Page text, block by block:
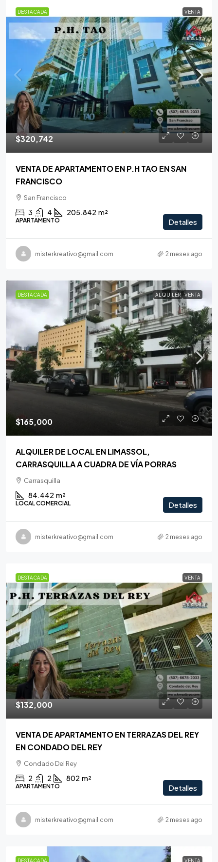
DESTACADA VENTA
$320,742
VENTA DE APARTAMENTO EN P.H TAO EN SAN
FRANCISCO
San Francisco
3 4 205.842 m²
APARTAMENTO Detalles
misterkreativo@gmail.com 2 meses ago
DESTACADA ALQUILER VENTA
$165,000
ALQUILER DE LOCAL EN LIMASSOL,
CARRASQUILLA A CUADRA DE VÍA PORRAS
Carrasquilla
84.442 m²
LOCAL COMERCIAL Detalles
misterkreativo@gmail.com 2 meses ago
DESTACADA VENTA
$132,000
VENTA DE APARTAMENTO EN TERRAZAS DEL REY
EN CONDADO DEL REY
Condado Del Rey
2 2 802 m²
APARTAMENTO Detalles
misterkreativo@gmail.com 2 meses ago
DESTACADA VENTA